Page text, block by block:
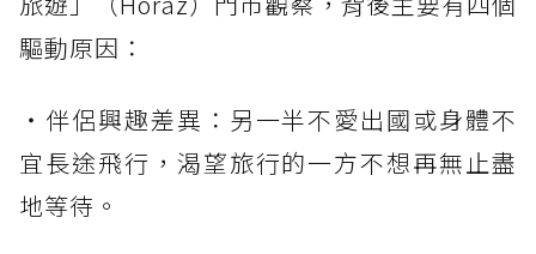
驅動原因：
・伴侶興趣差異：另一半不愛出國或身體不
宜長途飛行，渴望旅行的一方不想再無止盡
地等待。